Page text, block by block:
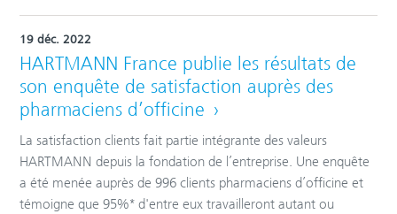
19 déc. 2022
HARTMANN France publie les résultats de
son enquête de satisfaction auprès des
pharmaciens d’officine
La satisfaction clients fait partie intégrante des valeurs
HARTMANN depuis la fondation de l’entreprise. Une enquête
a été menée auprès de 996 clients pharmaciens d’officine et
témoigne que 95%* d'entre eux travailleront autant ou